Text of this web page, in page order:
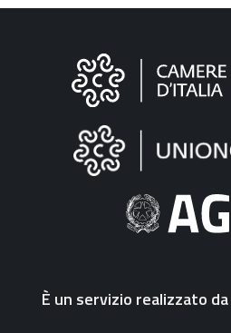
Informazioni
"Fattura
Elettronica"
È un servizio realizzato da